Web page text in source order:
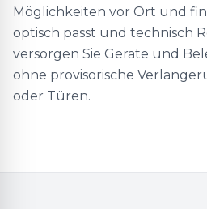
Möglichkeiten vor Ort und
optisch passt und technisch
versorgen Sie Geräte und
ohne provisorische
oder Türen.